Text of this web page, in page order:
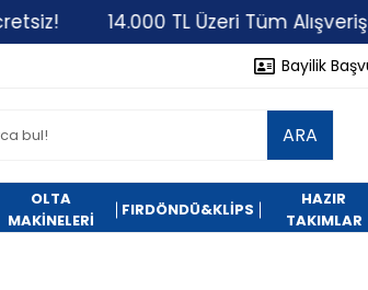
14.000 TL Üzeri Tüm
Bayilik
ARA
OLTA
MAKİNELERİ
FIRDÖNDÜ&KLİPS
HAZIR
TAKIMLAR